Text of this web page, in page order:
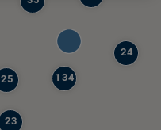
134
23
24
25